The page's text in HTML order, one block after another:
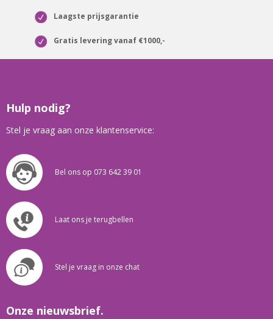
Laagste prijsgarantie
Gratis levering vanaf €1000,-
Hulp nodig?
Stel je vraag aan onze klantenservice:
Bel ons op 073 642 39 01
Laat ons je terugbellen
Stel je vraag in onze chat
Onze nieuwsbrief.